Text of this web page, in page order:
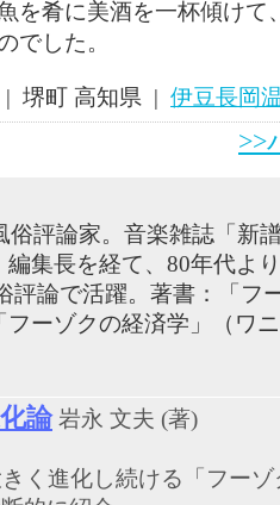
を肴に美酒を一杯傾けて
でした。
| 堺町 高知県 | 伊豆長岡
>>
俗評論家。音楽雑誌「新
集長を経て、80年代よ
評論で活躍。著書：「フ
ーゾクの経済学」（ワ
論 岩永 文夫 (著)
く進化し続ける「フー